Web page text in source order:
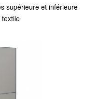
supérieure et inférieure
textile